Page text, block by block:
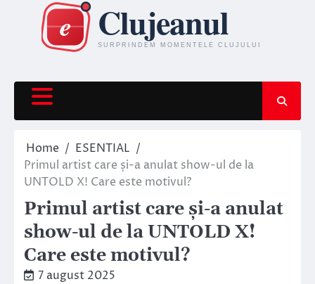
content
Home
ESENTIAL
Primul artist care și-a anulat show-ul de la
UNTOLD X! Care este motivul?
Primul artist care și-a anulat
show-ul de la UNTOLD X!
Care este motivul?
7 august 2025